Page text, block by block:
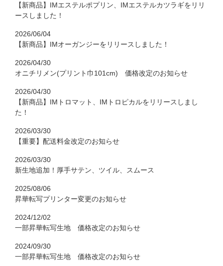
【新商品】IMエステルポプリン、IMエステルカツラギをリリ
ースしました！
2026/06/04
【新商品】IMオーガンジーをリリースしました！
2026/04/30
オニチリメン(プリント巾101cm) 価格改定のお知らせ
2026/04/30
【新商品】IMトロマット、IMトロピカルをリリースしまし
た！
2026/03/30
【重要】配送料金改定のお知らせ
2026/03/30
新生地追加！厚手サテン、ツイル、スムース
2025/08/06
昇華転写プリンター変更のお知らせ
2024/12/02
一部昇華転写生地 価格改定のお知らせ
2024/09/30
一部昇華転写生地 価格改定のお知らせ